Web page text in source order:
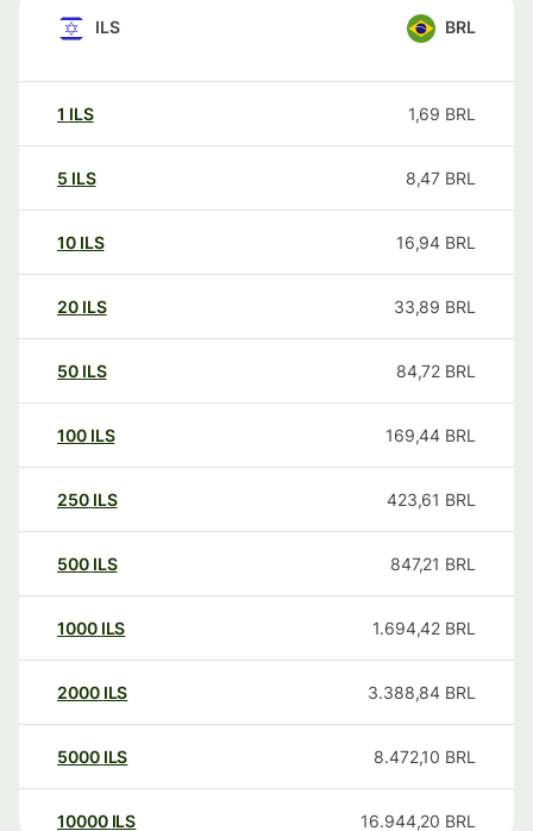
ILS BRL
1 ILS 1,69 BRL
5 ILS 8,47 BRL
10 ILS 16,94 BRL
20 ILS 33,89 BRL
50 ILS 84,72 BRL
100 ILS 169,44 BRL
250 ILS 423,61 BRL
500 ILS 847,21 BRL
1000 ILS 1.694,42 BRL
2000 ILS 3.388,84 BRL
5000 ILS 8.472,10 BRL
10000 ILS 16.944,20 BRL